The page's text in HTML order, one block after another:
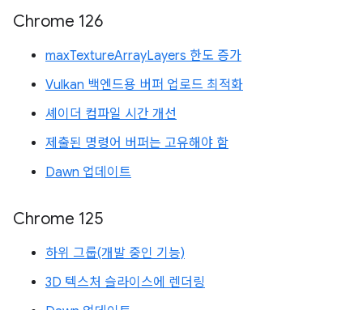
Chrome 126
maxTextureArrayLayers 한도 증가
Vulkan 백엔드용 버퍼 업로드 최적화
셰이더 컴파일 시간 개선
제출된 명령어 버퍼는 고유해야 함
Dawn 업데이트
Chrome 125
하위 그룹(개발 중인 기능)
3D 텍스처 슬라이스에 렌더링